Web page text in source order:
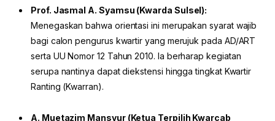
Prof. Jasmal A. Syamsu (Kwarda Sulsel):
Menegaskan bahwa orientasi ini merupakan syarat wajib
bagi calon pengurus kwartir yang merujuk pada AD/ART
serta UU Nomor 12 Tahun 2010. Ia berharap kegiatan
serupa nantinya dapat diekstensi hingga tingkat Kwartir
Ranting (Kwarran).
A. Muetazim Mansyur (Ketua Terpilih Kwarcab